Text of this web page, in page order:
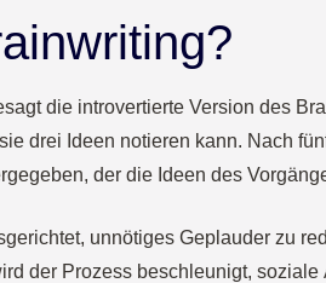
die introvertierte Version des
drei Ideen notieren kann. Nach
der die Ideen des
unnötiges Geplauder zu
der Prozess beschleunigt,